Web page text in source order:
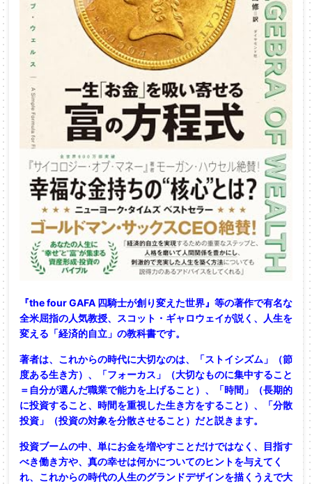
『the four GAFA 四騎士が創り変えた世界』等の著作で有名な
全米屈指の人気教授、スコット・ギャロウェイが説く、人生を
変える「経済的自立」の教科書です。
著者は、これからの時代に大切なのは、「ストイシズム」（節
度ある生き方）、「フォーカス」（大切なものに集中すること
＝自分が選んだ職業で能力を上げること）、「時間」（長期的
に投資すること、時間を重視した生き方をすること）、「分散
投資」（投資の対象を分散させること）だと説きます。
投資ブームの中、単にお金を増やすことだけではなく、目指す
べき働き方や、真の幸せは何かについてのヒントを与えてく
れ、これからの時代の人生のグランドデザインを描くうえで大